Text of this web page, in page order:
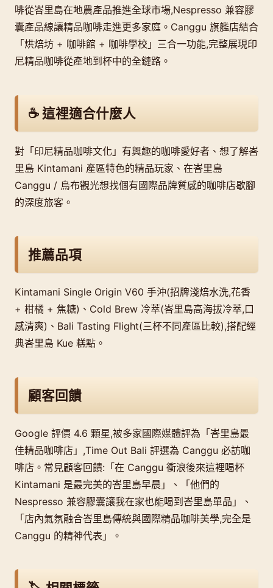
啡從峇里島在地農產品推進全球市場,Nespresso 兼容膠
囊產品線讓精品咖啡走進更多家庭。Canggu 旗艦店結合
「烘焙坊 + 咖啡館 + 咖啡學校」三合一功能,完整展現印
尼精品咖啡從產地到杯中的全鏈路。
☕ 這裡適合什麼人
對「印尼精品咖啡文化」有興趣的咖啡愛好者、想了解峇
里島 Kintamani 產區特色的精品玩家、在峇里島
Canggu / 烏布觀光想找個有國際品牌質感的咖啡店歇腳
的深度旅客。
推薦品項
Kintamani Single Origin V60 手沖(招牌淺焙水洗,花香
+ 柑橘 + 焦糖)、Cold Brew 冷萃(峇里島高海拔冷萃,口
感清爽)、Bali Tasting Flight(三杯不同產區比較),搭配經
典峇里島 Kue 糕點。
顧客回饋
Google 評價 4.6 顆星,被多家國際媒體評為「峇里島最
佳精品咖啡店」,Time Out Bali 評選為 Canggu 必訪咖
啡店。常見顧客回饋:「在 Canggu 衝浪後來這裡喝杯
Kintamani 是最完美的峇里島早晨」、「他們的
Nespresso 兼容膠囊讓我在家也能喝到峇里島單品」、
「店內氣氛融合峇里島傳統與國際精品咖啡美學,完全是
Canggu 的精神代表」。